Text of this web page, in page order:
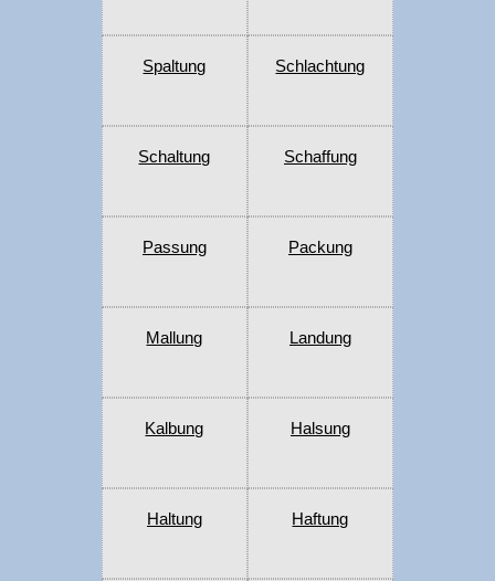
Spaltung Schlachtung
Schaltung Schaffung
Passung Packung
Mallung Landung
Kalbung Halsung
Haltung Haftung